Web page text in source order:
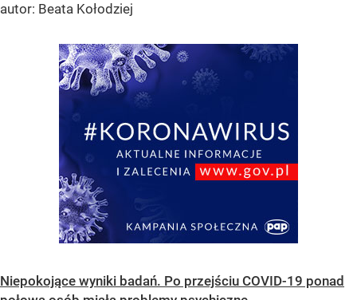
autor: Beata Kołodziej
Niepokojące wyniki badań. Po przejściu COVID-19 ponad